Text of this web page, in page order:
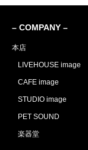
– COMPANY –
本店
LIVEHOUSE image
CAFE image
STUDIO image
PET SOUND
楽器堂